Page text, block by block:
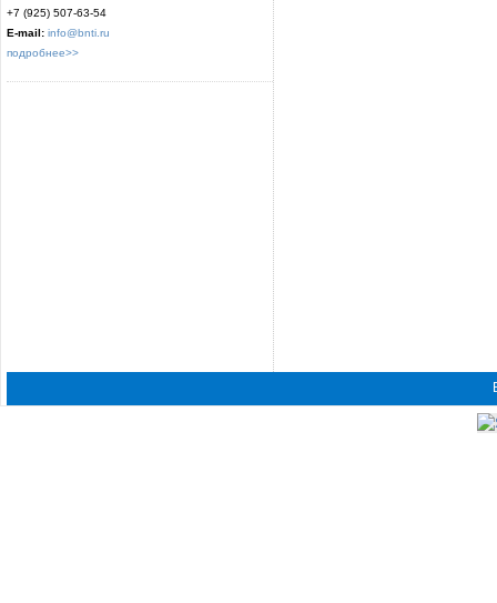
+7 (925) 507-63-54
E-mail: info@bnti.ru
подробнее>>